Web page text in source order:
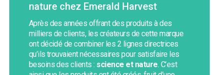
nature chez Emerald Harvest
Après des années offrant des produits à des
milliers de clients, les créateurs de cette marque
ont décidé de combiner les 2 lignes directrices
qu’ils trouvaient nécessaires pour satisfaire les
besoins des clients : science et nature. C’est